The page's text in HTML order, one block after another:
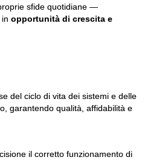
sfide quotidiane —
opportunità di crescita e
del ciclo di vita dei sistemi e delle
garantendo qualità, affidabilità e
il corretto funzionamento di